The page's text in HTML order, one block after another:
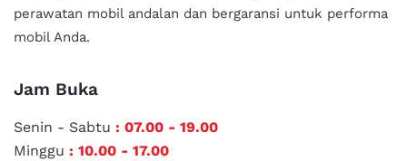
perawatan mobil andalan dan bergaransi untuk performa
mobil Anda.
Jam Buka
Senin - Sabtu : 07.00 - 19.00
Minggu : 10.00 - 17.00